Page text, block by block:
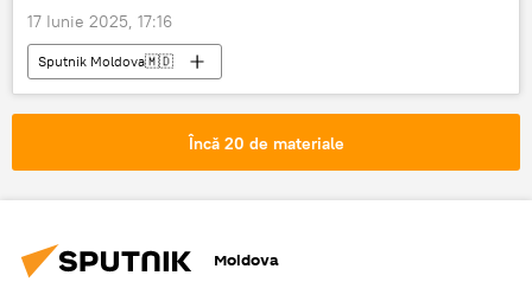
17 Iunie 2025, 17:16
Sputnik Moldova🇲🇩
Încă 20 de materiale
Moldova